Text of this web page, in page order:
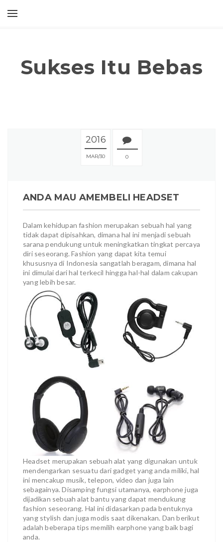
Sukses Itu Bebas
2016
MAR 30 0
ANDA MAU AMEMBELI HEADSET
Dalam kehidupan fashion merupakan sebuah hal yang
tidak dapat dipisahkan, dimana hal ini menjadi sebuah
sarana pendukung untuk meningkatkan tingkat percaya
diri seseorang. Fashion yang dapat kita temui
khususnya di Indonesia sangatlah beragam, dimana hal
ini dimulai dari hal terkecil hingga hal-hal dalam cakupan
yang lebih besar.
Headset merupakan sebuah alat yang digunakan untuk
mendengarkan sesuatu dari gadget yang anda miliki, hal
ini mencakup musik, telepon, video dan juga lain
sebagainya. Disamping fungsi utamanya, earphone juga
dijadikan sebuah alat bantu yang dapat mendukung
fashion seseorang. Hal ini didasarkan pada bentuknya
yang stylish dan juga modis saat dikenakan. Dan berikut
adalah beberapa tips memilih earphone yang baik bagi
anda.